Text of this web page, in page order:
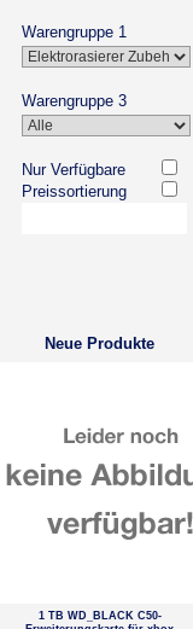
Warengruppe 1
Warengruppe 3
Nur Verfügbare
Preissortierung
Neue Produkte
1 TB WD_BLACK C50-